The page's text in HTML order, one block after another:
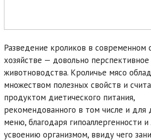
Разведение кроликов в современном
хозяйстве — довольно перспективное
животноводства. Кроличье мясо
множеством полезных свойств и
продуктом диетического питания,
рекомендованного в том числе и для
меню, благодаря гипоаллергенности и
усвоению организмом, ввиду чего